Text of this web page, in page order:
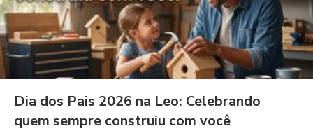
Dia dos Pais 2026 na Leo: Celebrando
quem sempre construiu com você